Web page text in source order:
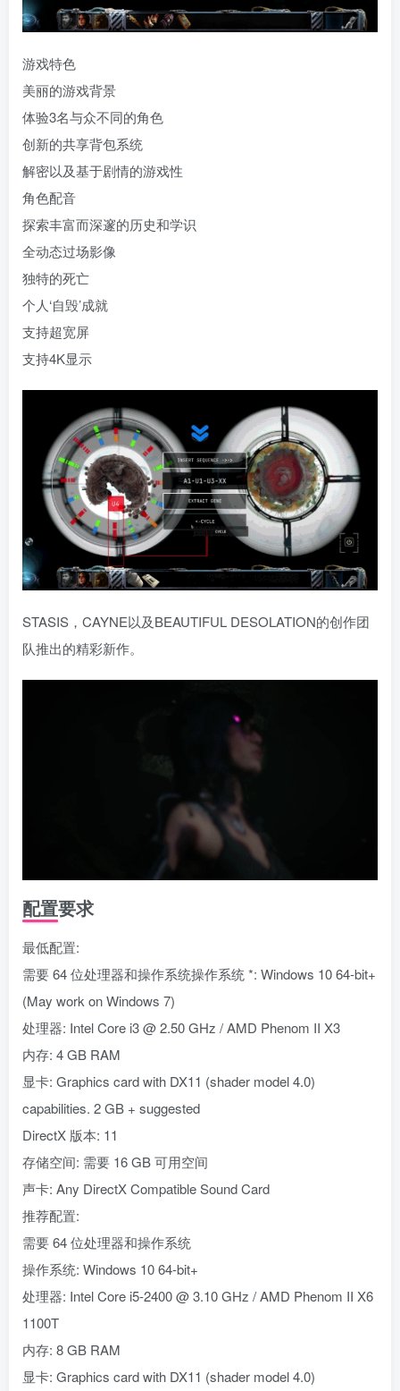
游戏特色
美丽的游戏背景
体验3名与众不同的角色
创新的共享背包系统
解密以及基于剧情的游戏性
角色配音
探索丰富而深邃的历史和学识
全动态过场影像
独特的死亡
个人‘自毁’成就
支持超宽屏
支持4K显示
STASIS，CAYNE以及BEAUTIFUL DESOLATION的创作团
队推出的精彩新作。
配置要求
最低配置:
需要 64 位处理器和操作系统操作系统 *: Windows 10 64-bit+
(May work on Windows 7)
处理器: Intel Core i3 @ 2.50 GHz / AMD Phenom II X3
内存: 4 GB RAM
显卡: Graphics card with DX11 (shader model 4.0)
capabilities. 2 GB + suggested
DirectX 版本: 11
存储空间: 需要 16 GB 可用空间
声卡: Any DirectX Compatible Sound Card
推荐配置:
需要 64 位处理器和操作系统
操作系统: Windows 10 64-bit+
处理器: Intel Core i5-2400 @ 3.10 GHz / AMD Phenom II X6
1100T
内存: 8 GB RAM
显卡: Graphics card with DX11 (shader model 4.0)